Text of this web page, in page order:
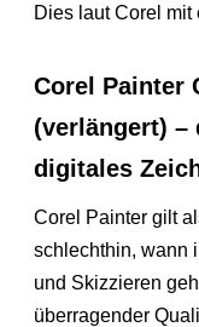
Dies laut Corel mit
Corel Painter
(verlängert) –
digitales
Corel Painter gilt
schlechthin, wann
und Skizzieren
überragender